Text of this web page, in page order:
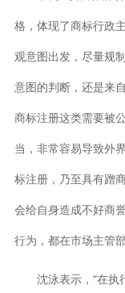
格，体现了商标行政
观意图出发，尽量规
意图的判断，还是来
商标注册这类需要被
当，非常容易导致外
标注册，乃至具有蹭
会给自身造成不好商
行为，都在市场主管
沈泳表示，“在执